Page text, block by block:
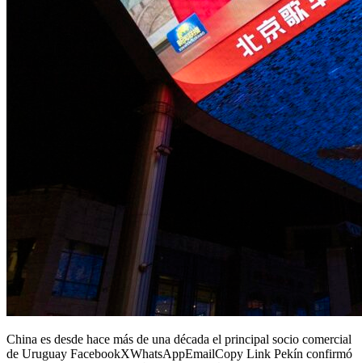
China es desde hace más de una década el principal socio comercial
de Uruguay FacebookXWhatsAppEmailCopy Link Pekín confirmó